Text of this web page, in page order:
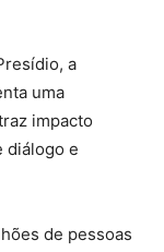
a
uma
impacto
diálogo e
de pessoas